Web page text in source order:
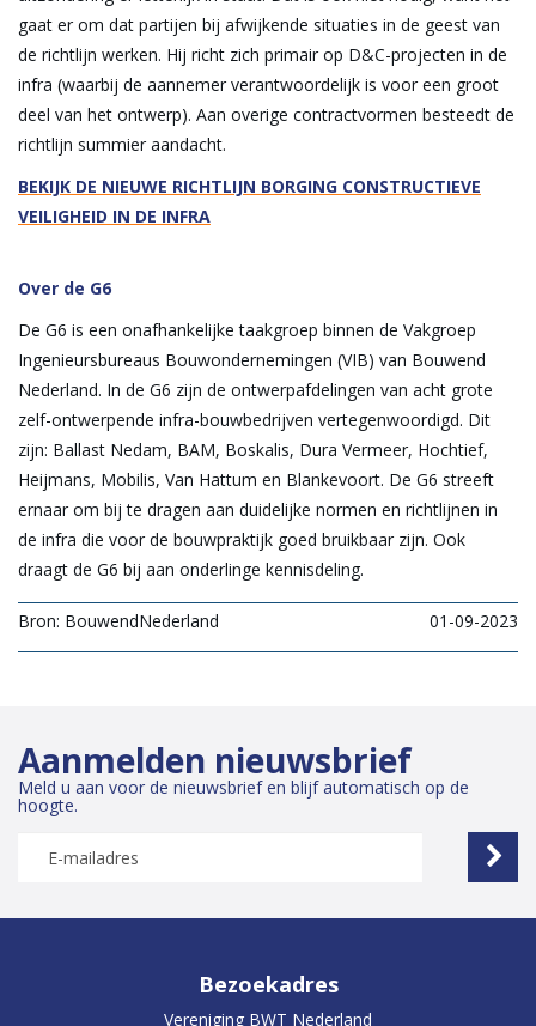
gaat er om dat partijen bij afwijkende situaties in de geest van
de richtlijn werken. Hij richt zich primair op D&C-projecten in de
infra (waarbij de aannemer verantwoordelijk is voor een groot
deel van het ontwerp). Aan overige contractvormen besteedt de
richtlijn summier aandacht.
BEKIJK DE NIEUWE RICHTLIJN BORGING CONSTRUCTIEVE
VEILIGHEID IN DE INFRA
Over de G6
De G6 is een onafhankelijke taakgroep binnen de Vakgroep
Ingenieursbureaus Bouwondernemingen (VIB) van Bouwend
Nederland. In de G6 zijn de ontwerpafdelingen van acht grote
zelf-ontwerpende infra-bouwbedrijven vertegenwoordigd. Dit
zijn: Ballast Nedam, BAM, Boskalis, Dura Vermeer, Hochtief,
Heijmans, Mobilis, Van Hattum en Blankevoort. De G6 streeft
ernaar om bij te dragen aan duidelijke normen en richtlijnen in
de infra die voor de bouwpraktijk goed bruikbaar zijn. Ook
draagt de G6 bij aan onderlinge kennisdeling.
Bron: BouwendNederland 01-09-2023
Aanmelden nieuwsbrief
Meld u aan voor de nieuwsbrief en blijf automatisch op de
hoogte.
Bezoekadres
Vereniging BWT Nederland